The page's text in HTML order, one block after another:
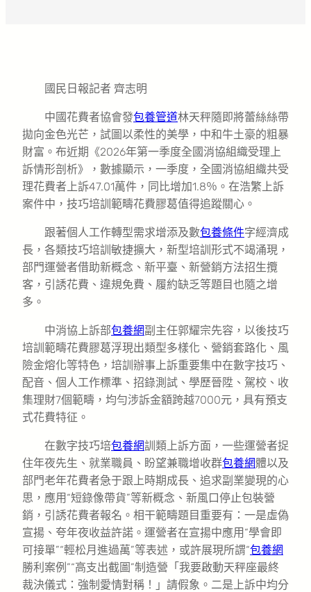
國民日報記者 齊志明
中國花費者協會發包養管道林天秤隨即將蕾絲絲帶
拋向金色光芒，試圖以柔性的美學，中和牛土豪的粗暴
財富。布近期《2026年第一季度全國消協組織受理上
訴情形剖析》，數據顯示，一季度，全國消協組織共受
理花費者上訴47.01萬件，同比增加1.8％。在浩繁上訴
案件中，技巧培訓範疇花費膠葛值得追蹤關心。
跟著個人工作轉型需求增添及數包養條件字經濟成
長，各類技巧培訓敏捷擴大，新型培訓形式不竭涌現，
部門運營者借助新概念、新平臺、新營銷方法招生攬
客，引誘花費、違規免費、履約缺乏等題目也隨之增
多。
中消協上訴部包養網副主任郭耀宗先容，以後技巧
培訓範疇花費膠葛浮現出類型多樣化、營銷套路化、風
險金熔化等特色，培訓辦事上訴重要集中在數字技巧、
配音、個人工作標準、招錄測試、學歷晉陞、駕校、收
集理財7個範疇，均勻涉訴金額跨越7000元，具有預支
式花費特征。
在數字技巧培包養網訓類上訴方面，一些運營者捉
住年夜先生、就業職員、盼望兼職增收群包養網體以及
部門老年花費者急于跟上時期成長、追求副業變現的心
思，應用“短錄像帶貨”等新概念、新風口停止包裝營
銷，引誘花費者報名。相干範疇題目重要有：一是虛偽
宣揚、夸年夜收益許諾。運營者在宣揚中應用“學會即
可接單”“輕松月進過萬”等表述，或許展現所謂“包養網
勝利案例”“高支出截圖”制造營「我要啟動天秤座最終
裁決儀式：強制愛情對稱！」請假象。二是上訴中均分